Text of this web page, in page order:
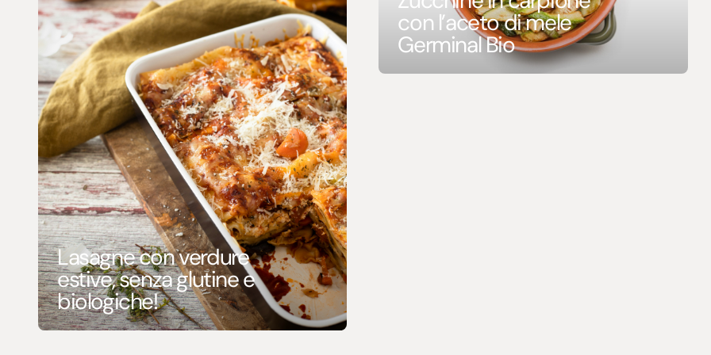
Lasagne con verdure
estive, senza glutine e
biologiche!
con l’aceto di mele
Germinal Bio